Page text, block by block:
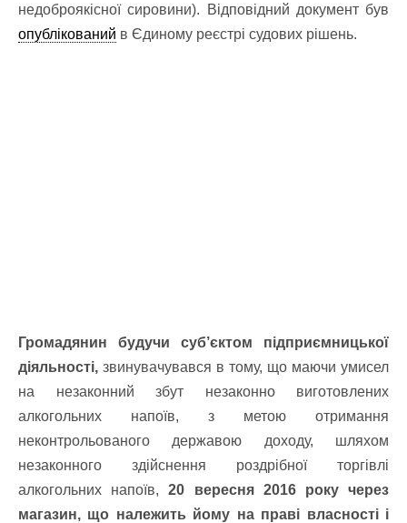
недоброякісної сировини). Відповідний документ був
опублікований в Єдиному реєстрі судових рішень.
Громадянин будучи суб’єктом підприємницької
діяльності, звинувачувався в тому, що маючи умисел
на незаконний збут незаконно виготовлених
алкогольних напоїв, з метою отримання
неконтрольованого державою доходу, шляхом
незаконного здійснення роздрібної торгівлі
алкогольних напоїв,20 вересня 2016 року через
магазин, що належить йому на праві власності і